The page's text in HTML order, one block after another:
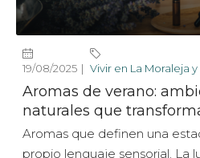
19/08/2025 Vivir en La Moraleja y
Aromas de verano:
naturales que
Aromas que definen una
propio lenguaje sensorial. La